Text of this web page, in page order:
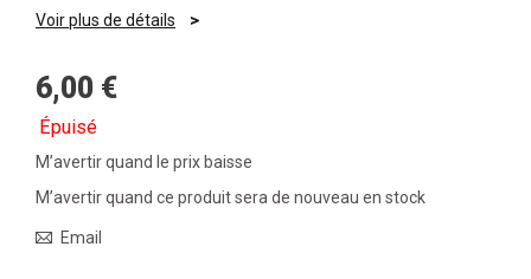
Voir plus de détails
6,00 €
Épuisé
M’avertir quand le prix baisse
M’avertir quand ce produit sera de nouveau en stock
Email